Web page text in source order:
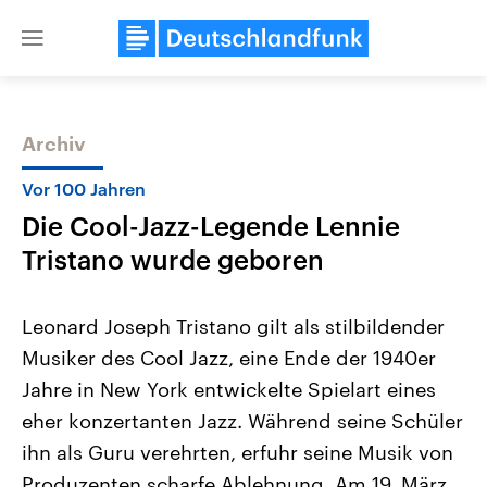
Close
Themen
Landtagswahl Sachsen-Anhalt
2026
Alle Informationen
Sachsen-Anhalt wählt am 6.
September 2026 einen neuen
Landtag. Seit 2021 wird das
Bundesland von einer Koalition aus
USA
Aktuelle Beiträge,
Hintergründe
Wirtschaftlich und
gehören die Vereinigten
den mächtigsten Ländern
mit großem Einfluss auf
Archiv
Vor 100 Jahren
Die Cool-Jazz-Legende Lennie
Tristano wurde geboren
Leonard Joseph Tristano gilt als stilbildender
Musiker des Cool Jazz, eine Ende der 1940er
Jahre in New York entwickelte Spielart eines
eher konzertanten Jazz. Während seine Schüler
ihn als Guru verehrten, erfuhr seine Musik von